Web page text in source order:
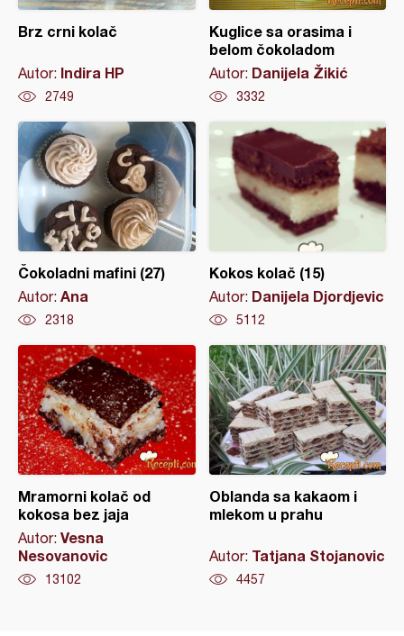
Brz crni kolač
Autor: Indira HP
2749
Kuglice sa orasima i
belom čokoladom
Autor: Danijela Žikić
3332
Čokoladni mafini (27)
Autor: Ana
2318
Kokos kolač (15)
Autor: Danijela Djordjevic
5112
Mramorni kolač od
kokosa bez jaja
Autor: Vesna
Nesovanovic
13102
Oblanda sa kakaom i
mlekom u prahu
Autor: Tatjana Stojanovic
4457